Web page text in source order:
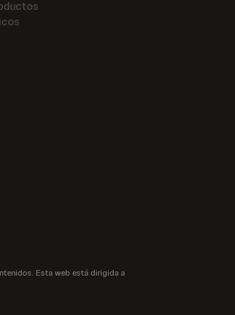
Esta web está dirigida a